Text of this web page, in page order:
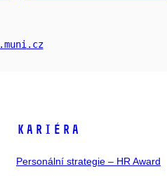
.muni .cz
KARIÉRA
Personální strategie – HR Award